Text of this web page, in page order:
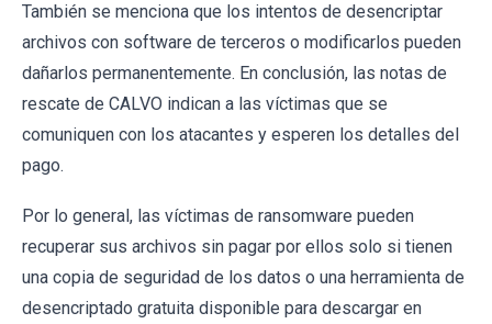
También se menciona que los intentos de desencriptar
archivos con software de terceros o modificarlos pueden
dañarlos permanentemente. En conclusión, las notas de
rescate de CALVO indican a las víctimas que se
comuniquen con los atacantes y esperen los detalles del
pago.
Por lo general, las víctimas de ransomware pueden
recuperar sus archivos sin pagar por ellos solo si tienen
una copia de seguridad de los datos o una herramienta de
desencriptado gratuita disponible para descargar en